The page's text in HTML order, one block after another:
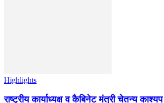
Highlights
राष्ट्रीय कार्याध्यक्ष व कैबिनेट मंत्री चेतन्य